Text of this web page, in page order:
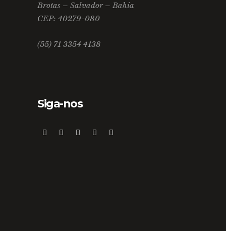
Brotas – Salvador – Bahia
CEP: 40279-080
(55) 71 3354 4138
Siga-nos